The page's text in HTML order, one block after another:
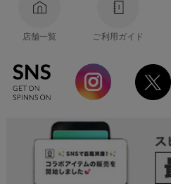
店舗一覧 ご利用ガイド